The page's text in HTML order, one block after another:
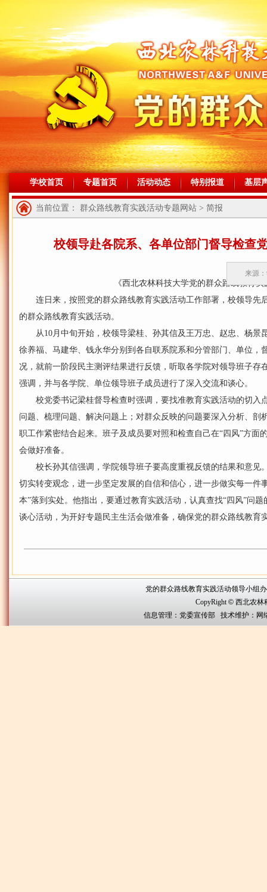
学校首页 专题首页 活动动态 特别报道 基层
当前位置： 群众路线教育实践活动专题网站 > 简报
校领导赴各院系、各单位部门督导检查
来源
《西北农林科技大学党的群众路线教育
连日来，按照党的群众路线教育实践活动工作部署，校领导先
的群众路线教育实践活动。
从10月中旬开始，校领导梁桂、孙其信及王万忠、赵忠、杨景
徐养福、马建华、钱永华分别到各自联系院系和分管部门、单位，
况，就前一阶段民主测评结果进行反馈，听取各学院对领导班子存
强调，并与各学院、单位领导班子成员进行了深入交流和谈心。
校党委书记梁桂督导检查时强调，要找准教育实践活动的切入
问题、梳理问题、解决问题上；对群众反映的问题要深入分析、剖
职工作紧密结合起来。班子及成员要对照和检查自己在“四风”方面
会做好准备。
校长孙其信强调，学院领导班子要高度重视反馈的结果和意见
切实转变观念，进一步坚定发展的自信和信心，进一步做实每一件
本”落到实处。他指出，要通过教育实践活动，认真查找“四风”问
谈心活动，为开好专题民主生活会做准备，确保党的群众路线教育
党的群众路线教育实践活动领导小组
CopyRight© 西北农林
信息管理：党委宣传部 技术维护：网